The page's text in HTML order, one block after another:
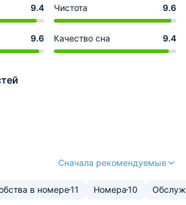
9.4 Чистота 9.6
9.6 Качество сна 9.4
Сначала рекомендуемые
в номере11 Номера10